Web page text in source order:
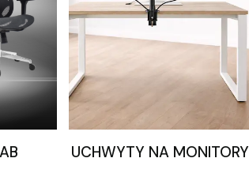
UCHWYTY NA MONITORY